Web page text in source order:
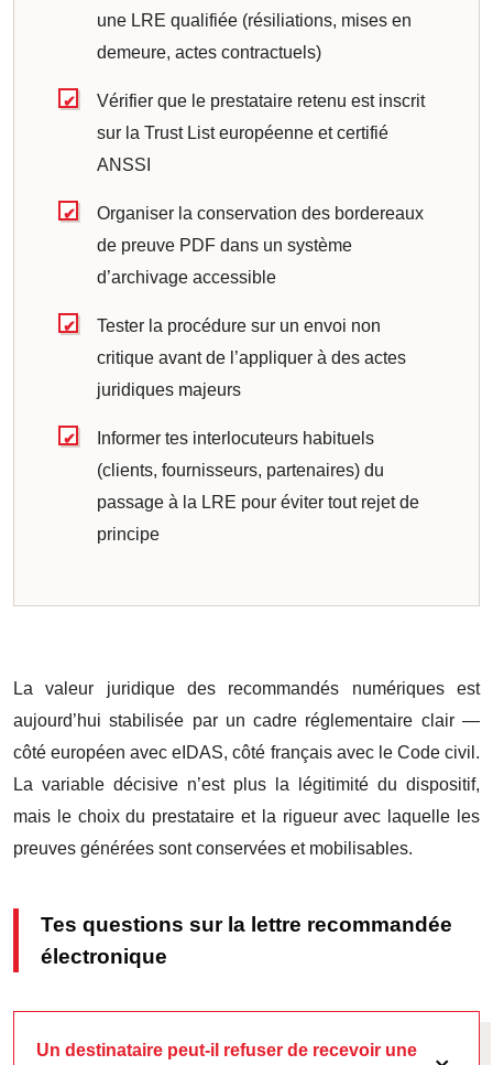
une LRE qualifiée (résiliations, mises en
demeure, actes contractuels)
Vérifier que le prestataire retenu est inscrit
sur la Trust List européenne et certifié
ANSSI
Organiser la conservation des bordereaux
de preuve PDF dans un système
d’archivage accessible
Tester la procédure sur un envoi non
critique avant de l’appliquer à des actes
juridiques majeurs
Informer tes interlocuteurs habituels
(clients, fournisseurs, partenaires) du
passage à la LRE pour éviter tout rejet de
principe
La valeur juridique des recommandés numériques est
aujourd’hui stabilisée par un cadre réglementaire clair —
côté européen avec eIDAS, côté français avec le Code civil.
La variable décisive n’est plus la légitimité du dispositif,
mais le choix du prestataire et la rigueur avec laquelle les
preuves générées sont conservées et mobilisables.
Tes questions sur la lettre recommandée
électronique
Un destinataire peut-il refuser de recevoir une